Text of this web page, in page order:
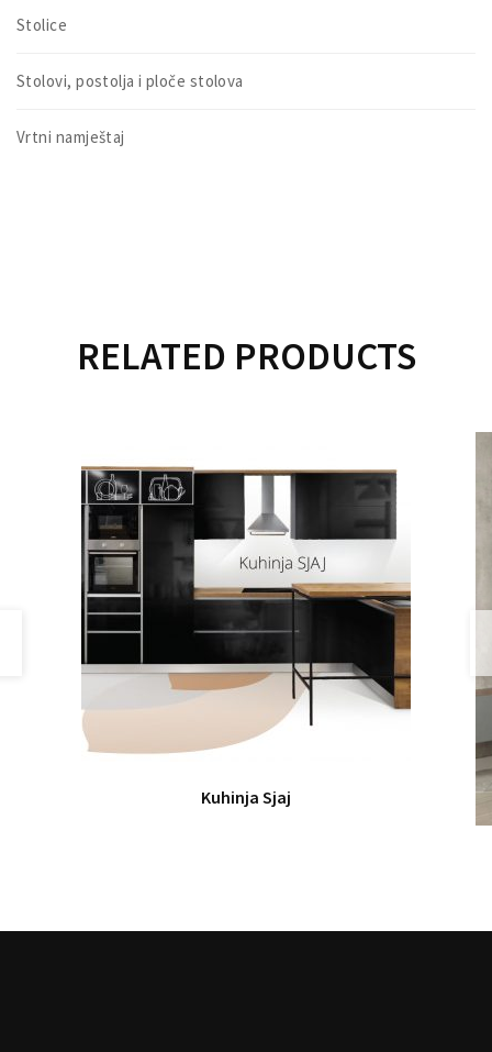
Stolice
Stolovi, postolja i ploče stolova
Vrtni namještaj
RELATED PRODUCTS
Kuhinja Sjaj